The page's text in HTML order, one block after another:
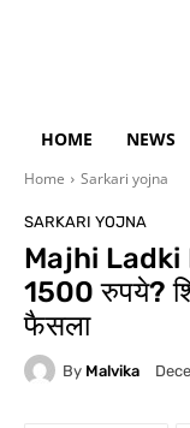
HOME NEWS
Home Sarkari yojna
SARKARI YOJNA
Majhi Ladki
1500 रुपये?
फैसला
By Malvika